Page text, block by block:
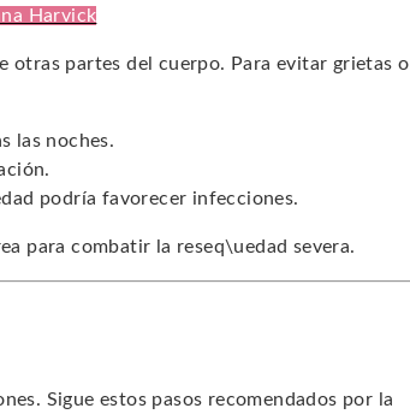
Harvick
otras partes del cuerpo. Para evitar grietas o
las noches.
podría favorecer infecciones.
para combatir la reseq\uedad severa.
Sigue estos pasos recomendados por la